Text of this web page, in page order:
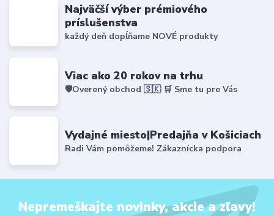
Najväčší výber prémiového
príslušenstva
každý deň dopĺňame NOVÉ produkty
Viac ako 20 rokov na trhu
🛡️Overený obchod 🇸🇰 🛒 Sme tu pre Vás
Vydajné miesto|Predajňa v Košiciach
Radi Vám pomôžeme! Zákaznícka podpora
Nepremeškajte novinky, akcie a zľavy!